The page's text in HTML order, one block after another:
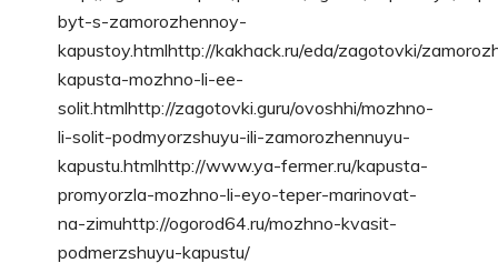
byt-s-zamorozhennoy-
kapustoy.htmlhttp://kakhack.ru/eda/zagotovki/
kapusta-mozhno-li-ee-
solit.htmlhttp://zagotovki.guru/ovoshhi/mozhno-
li-solit-podmyorzshuyu-ili-zamorozhennuyu-
kapustu.htmlhttp://www.ya-fermer.ru/kapusta-
promyorzla-mozhno-li-eyo-teper-marinovat-
na-zimuhttp://ogorod64.ru/mozhno-kvasit-
podmerzshuyu-kapustu/